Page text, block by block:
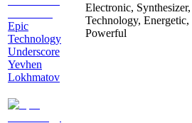
Epic
Technology
Underscore
Yevhen
Lokhmatov
Electronic, Synthesizer,
Technology, Energetic,
Powerful